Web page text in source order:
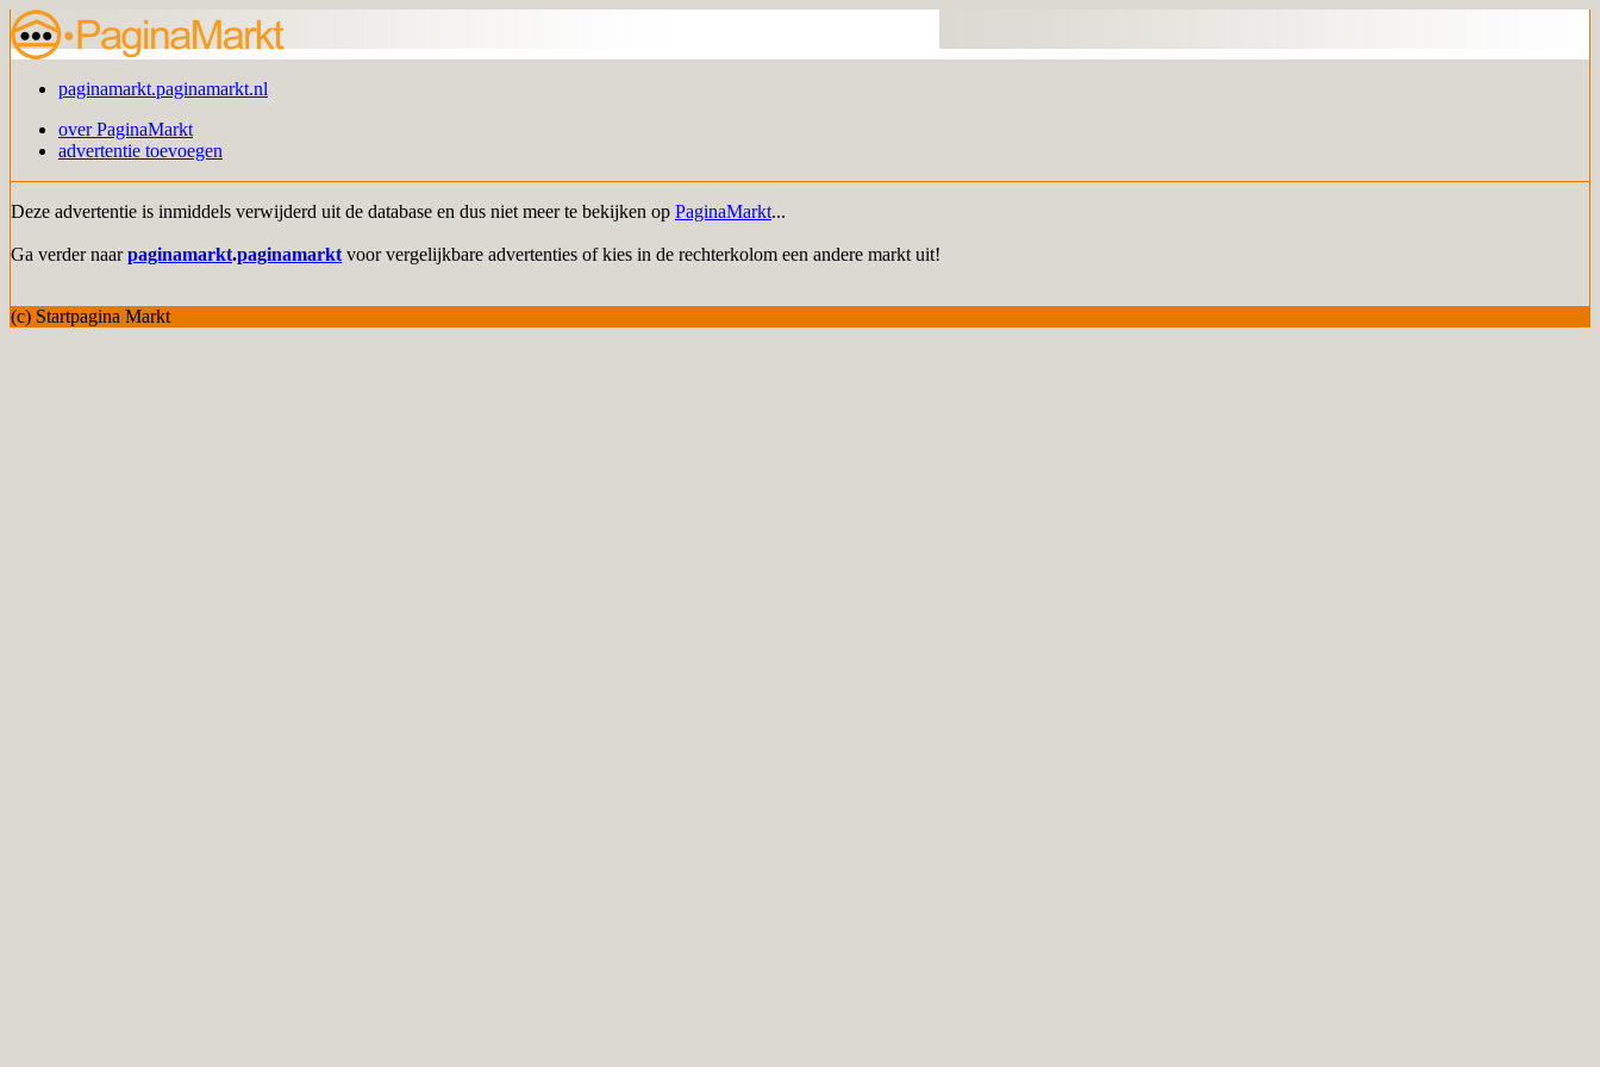
paginamarkt.paginamarkt.nl
over PaginaMarkt
advertentie toevoegen
Deze advertentie is inmiddels verwijderd uit de database en dus niet meer te bekijken op PaginaMarkt...
Ga verder naarpaginamarkt.paginamarkt voor vergelijkbare advertenties of kies in de rechterkolom een andere markt uit!
(c) Startpagina Markt